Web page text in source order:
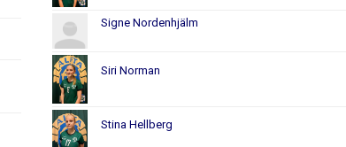
Signe Nordenhjälm
Siri Norman
Stina Hellberg